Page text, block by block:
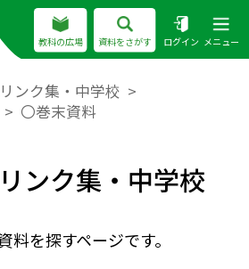
教科の広場 資料をさがす ログイン メニュー
ンク集・中学校
〇巻末資料
ンク集・中学校
料を探すページです。